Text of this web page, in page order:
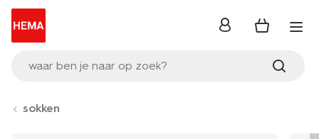
waar ben je naar op zoek?
inloggen
sokken